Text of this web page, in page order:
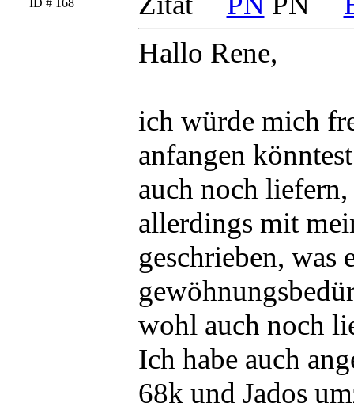
ID # 168
Hallo Rene,
ich würde mich
anfangen
auch noch
allerdings mit
geschrieben, was
wohl auch noch
Ich habe auch
68k und Jados